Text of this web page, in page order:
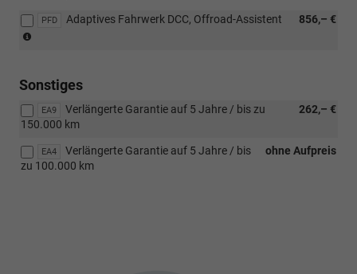
mit
PFD 856,– €
Adaptives Fahrwerk DCC, Offroad-Assistent
(nur
110
kW,
4x4/außer
4x4)
Sonstiges
EA9 262,– €
Verlängerte Garantie auf 5 Jahre / bis zu
150.000 km
EA4 ohne Aufpreis
Verlängerte Garantie auf 5 Jahre / bis
zu 100.000 km